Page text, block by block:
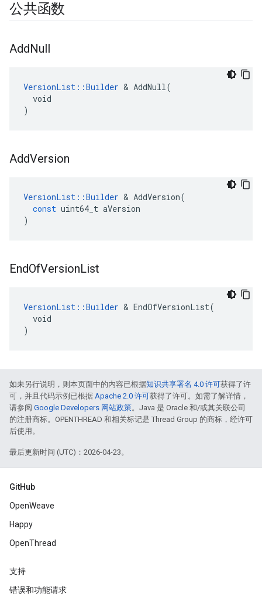
公共函数
AddNull
VersionList::Builder & AddNull(
  void
)
AddVersion
VersionList ::Builder & AddVersion(
const uint64_t aVersion
)
EndOfVersionList
VersionList::Builder & EndOfVersionList(
  void
)
如未另行说明，则本页面中的内容已根据知识共享署名 4.0 许可获得了许
可，并且代码示例已根据 Apache 2.0 许可获得了许可。如需了解详情，
请参阅 Google Developers 网站政策。Java 是 Oracle 和/或其关联公司
的注册商标。OPENTHREAD 和相关标记是 Thread Group 的商标，经许可
后使用。
最后更新时间 (UTC)：2026-04-23。
GitHub
OpenWeave
Happy
OpenThread
支持
错误和功能请求